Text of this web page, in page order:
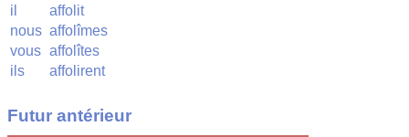
il
affolit
nous affolîmes
vous affolîtes
ils
affolirent
Futur antérieur